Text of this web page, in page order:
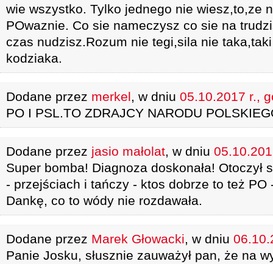
wie wszystko. Tylko jednego nie wiesz,to,ze
POwaznie. Co sie nameczysz co sie na
czas nudzisz.Rozum nie tegi,sila nie
kodziaka.
Dodane przez merkel, w dniu 05.10.2017 r.,
PO I PSL.TO ZDRAJCY NARODU
Dodane przez jasio małolat, w dniu
Super bomba! Diagnoza doskonała! Otoczył
- przejściach i tańczy - ktos dobrze to też PO
Dankę, co to wódy nie rozdawała.
Dodane przez Marek Głowacki, w dniu
Panie Josku, słusznie zauważył pan, że na